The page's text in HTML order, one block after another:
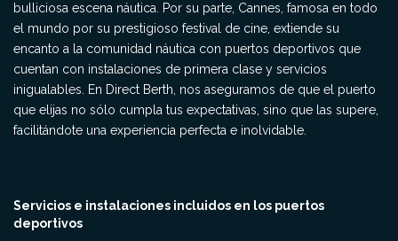
bulliciosa escena náutica. Por su parte, Cannes, famosa en todo
el mundo por su prestigioso festival de cine, extiende su
encanto a la comunidad náutica con puertos deportivos que
cuentan con instalaciones de primera clase y servicios
inigualables. En Direct Berth, nos aseguramos de que el puerto
que elijas no sólo cumpla tus expectativas, sino que las supere,
facilitándote una experiencia perfecta e inolvidable.
Servicios e instalaciones incluidos en los puertos
deportivos